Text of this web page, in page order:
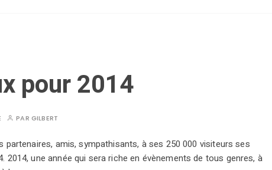
pour 2014
PAR GILBERT
amis, sympathisants, à ses 250 000 visiteurs ses
2014, une année qui sera riche en évènements de tous genres, à